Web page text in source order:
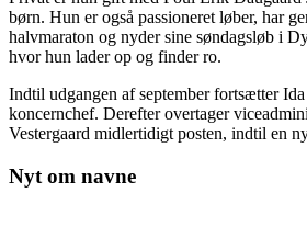
børn. Hun er også passioneret løber, har
halvmaraton og nyder sine søndagsløb i
hvor hun lader op og finder ro.
Indtil udgangen af september fortsætter Ida
koncernchef. Derefter overtager
Vestergaard midlertidigt posten, indtil en
Nyt om navne